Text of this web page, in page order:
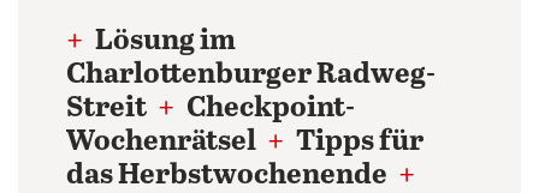
+ Lösung im
Charlottenburger Radweg-
Streit + Checkpoint-
Wochenrätsel + Tipps für
das Herbstwochenende +